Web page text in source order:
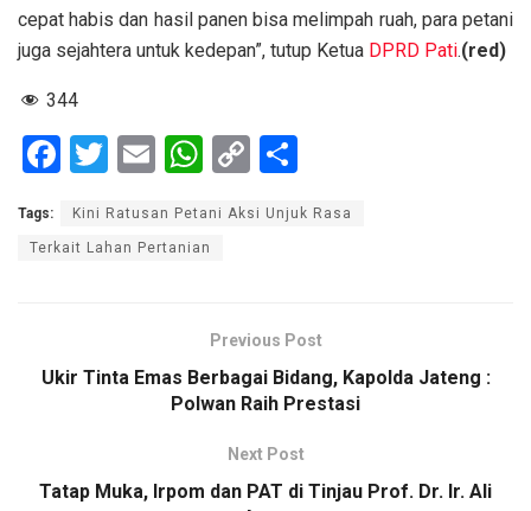
cepat habis dan hasil panen bisa melimpah ruah, para petani
juga sejahtera untuk kedepan”, tutup Ketua DPRD Pati.(red)
344
F
ce
b
k
T
tt
er
E
ail
W
at
s
p
p
C
py
k
ar
Tags: Kini Ratusan Petani Aksi Unjuk Rasa
Terkait Lahan Pertanian
Previous Post
Ukir Tinta Emas Berbagai Bidang, Kapolda Jateng :
Polwan Raih Prestasi
Next Post
Tatap Muka, Irpom dan PAT di Tinjau Prof. Dr. Ir. Ali